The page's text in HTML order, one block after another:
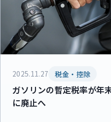
2025.11.27 税金・控除
ガソリンの暫定税率が
に廃止へ